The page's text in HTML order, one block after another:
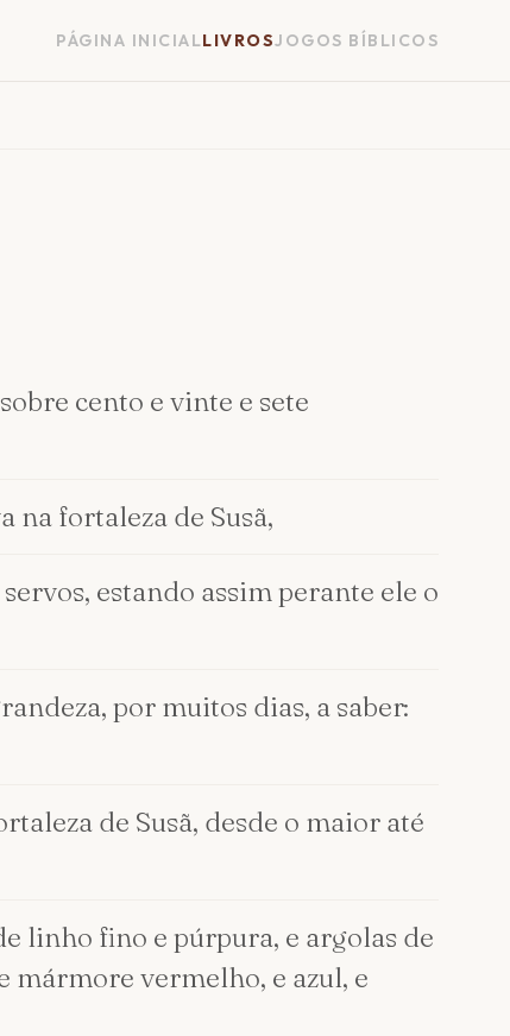
PÁGINA INICIALLIVROSJOGOS BÍBLICOS
cento e vinte e sete
na fortaleza de Susã,
estando assim perante ele o
por muitos dias, a saber:
de Susã, desde o maior até
linho fino e púrpura, e argolas de
mármore vermelho, e azul, e